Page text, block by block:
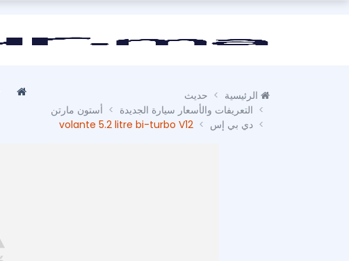
حديث
التعريفات والأسعار سيارة الجديدة
أستون مارتن
دي بي إس
volante 5.2 litre bi-turbo V12